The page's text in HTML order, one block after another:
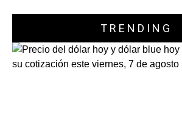
TRENDING